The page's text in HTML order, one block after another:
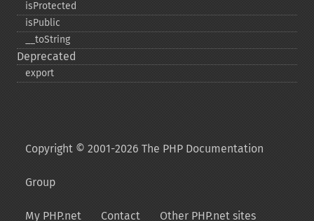
isProtected
isPublic
_​_​toString
Deprecated
export
Copyright © 2001-2026 The PHP Documentation
Group
My PHP.net Contact Other PHP.net sites